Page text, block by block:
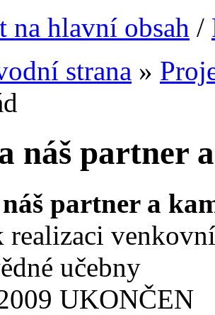
na hlavní obsah /
strana »
náš partner
partner a
realizaci
učebny
UKONČEN